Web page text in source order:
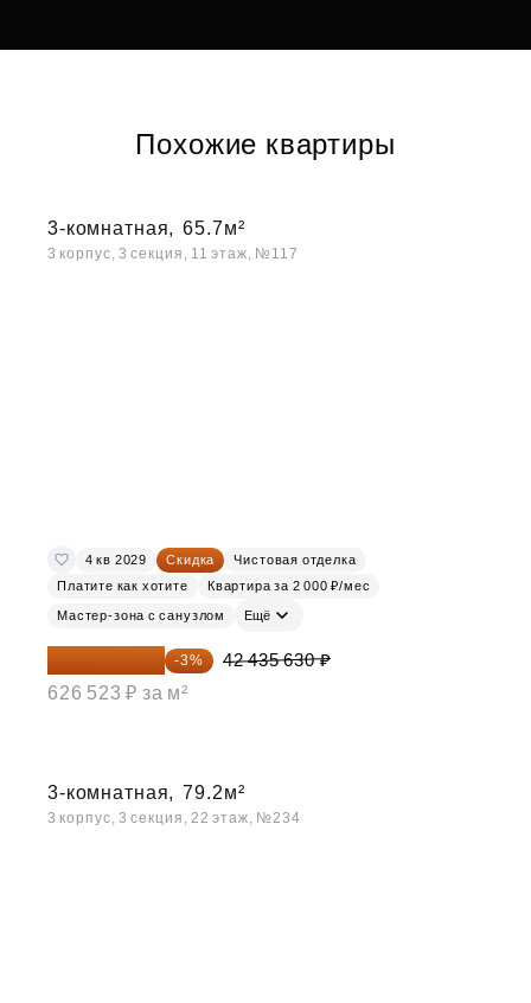
Похожие квартиры
3-комнатная, 65.7м²
3 корпус, 3 секция, 11 этаж, №117
4 кв 2029 Скидка
Чистовая отделка
Платите как хотите
Квартира за 2 000 ₽/мес
Мастер-зона с санузлом Ещё
41 162 561 ₽ -3%
42 435 630 ₽
626 523 ₽ за м²
3-комнатная, 79.2м²
3 корпус, 3 секция, 22 этаж, №234